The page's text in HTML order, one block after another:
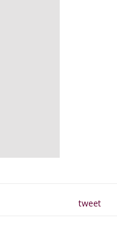
tweet